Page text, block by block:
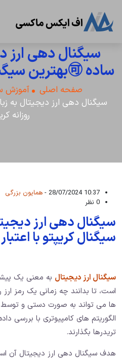
سیگنال دهی ارز
ساده 🉑بهترین سیگنال روزانه کریپتو!
صفحه اصلی
آموزش
روزانه
10:37 28/07/2024 -
همایون بزرگی
0 نظر
سیگنال دهی ارز
سیگنال کریپتو با اعتبار
سیگنال ارز دیجیتال به معنی یک
است، تا بدانند چه زمانی یک رمز ارز
ها می تواند به صورت دستی و توسط
الگوریتم های کامپیوتری با بررسی
تریدرها بگذارند.
هدف سیگنال دهی ارز دیجیتال آن